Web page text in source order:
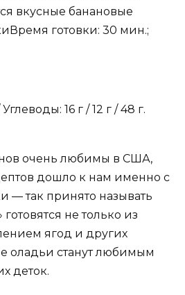
вкусные банановые
готовки: 30 мин.;
16 г / 12 г / 48 г.
очень любимы в США,
дошло к нам именно с
— так принято называть
не только из
ягод и других
оладьи станут любимым
деток.